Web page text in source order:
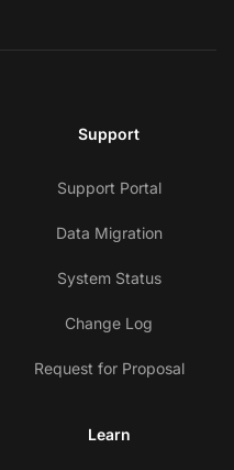
Support
Support Portal
Data Migration
System Status
Change Log
Request for Proposal
Learn